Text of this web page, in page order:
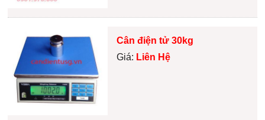
Cân điện tử 30kg
Giá: Liên Hệ